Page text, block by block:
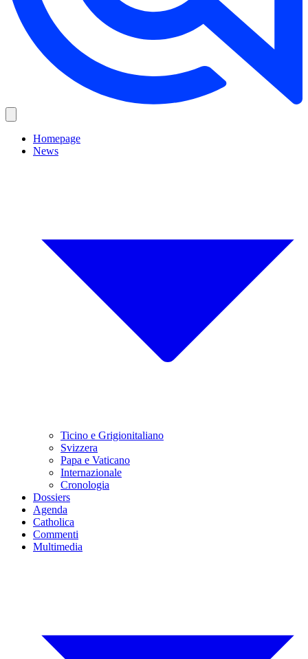
Homepage
News
Ticino e Grigionitaliano
Svizzera
Papa e Vaticano
Internazionale
Cronologia
Dossiers
Agenda
Catholica
Commenti
Multimedia